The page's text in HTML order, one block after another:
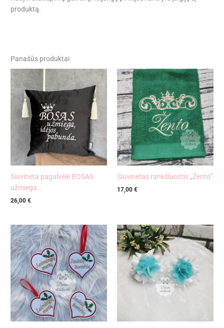
produktą.
Panašūs produktai
Siuvinėta pagalvėlė BOSAS
užmiega…
26,00€
Siuvinėtas rankšluostis „Žento”
17,00 €